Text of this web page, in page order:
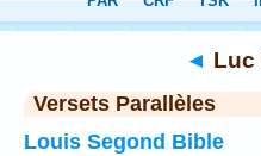
Chapitre 17> Verset 36
◄ Luc
Versets Parallèles
Louis Segond Bible